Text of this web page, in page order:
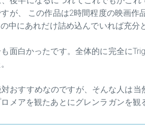
が、 この作品は2時間程度の映画
中にあれだけ詰め込んでいれば充分
面白かったです。全体的に完全に
おすすめなのですが、そんな人は
メアを観たあとにグレンラガンを観